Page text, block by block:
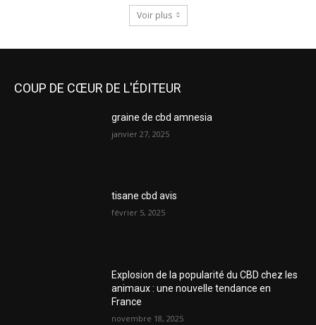
Voir plus
COUP DE CŒUR DE L'ÉDITEUR
graine de cbd amnesia
janvier 27, 2025
tisane cbd avis
février 5, 2025
Explosion de la popularité du CBD chez les
animaux : une nouvelle tendance en
France
novembre 18, 2025